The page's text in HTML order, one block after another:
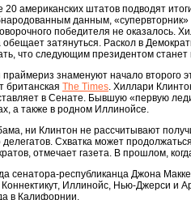
20 американских штатов подводят
данным,
победителя не оказалось.
обещает затянуться. Раскол в
что следующим президентом
праймериз знаменуют начало второго
британская The Times. Хиллари
в Сенате. Бывшую «первую
а также в родном Иллинойсе.
ни Клинтон не рассчитывают
делегатов. Схватка может
отмечает газета. В прошлом,
сенатора-республиканца Джона
Коннектикут, Иллинойс, Нью-Джерси и
в Калифорнии.